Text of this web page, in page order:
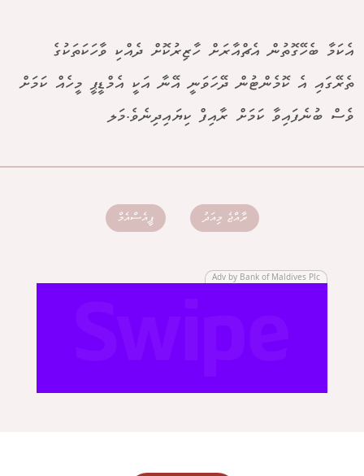
އެކަމާ ބެހޭގޮތުން އެޗްއާރަށް ހާޒިރުކޮށް ދެއްކި ވާހަކަތަކުގެ
ތެރޭގައި އެ ކޮމެންޓުން ދޭހަވަނީ އޭނާ އަކީ އެމްޑީޕީ މީހެއް ކަމަށް
ވެސް ބުނެފައިވާ ކަމަށް ރާއިފް ކިޔައިދިނެވެ.މަލ
ރާއްޖެ މިއަދު ޕީއެސްއެމް
Adv by Bank of Maldives Plc